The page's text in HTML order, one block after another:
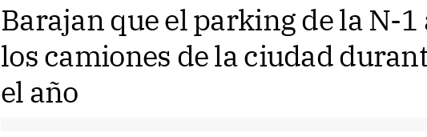
Barajan que el parking de la N-1
los camiones de la ciudad
el año